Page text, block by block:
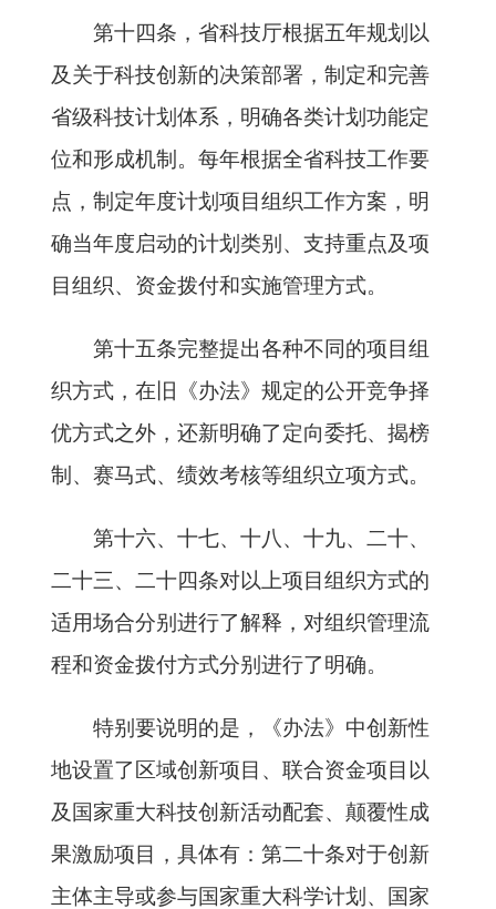
第十四条，省科技厅根据五年规划以
及关于科技创新的决策部署，制定和完善
省级科技计划体系，明确各类计划功能定
位和形成机制。每年根据全省科技工作要
点，制定年度计划项目组织工作方案，明
确当年度启动的计划类别、支持重点及项
目组织、资金拨付和实施管理方式。
第十五条完整提出各种不同的项目组
织方式，在旧《办法》规定的公开竞争择
优方式之外，还新明确了定向委托、揭榜
制、赛马式、绩效考核等组织立项方式。
第十六、十七、十八、十九、二十、
二十三、二十四条对以上项目组织方式的
适用场合分别进行了解释，对组织管理流
程和资金拨付方式分别进行了明确。
特别要说明的是，《办法》中创新性
地设置了区域创新项目、联合资金项目以
及国家重大科技创新活动配套、颠覆性成
果激励项目，具体有：第二十条对于创新
主体主导或参与国家重大科学计划、国家